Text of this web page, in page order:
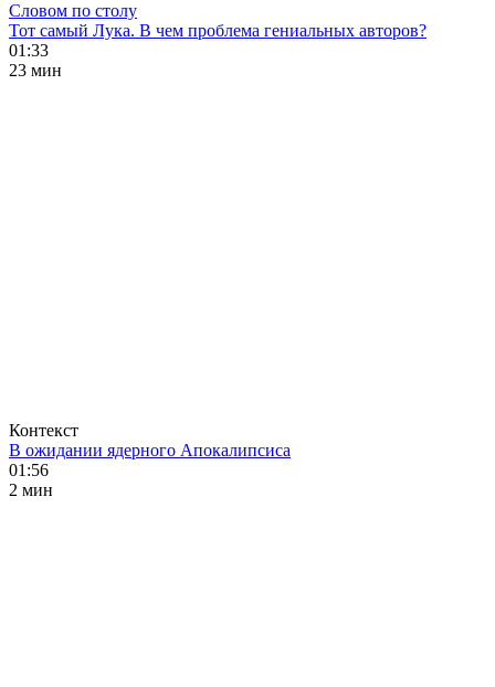
Словом по столу
Тот самый Лука. В чем проблема гениальных авторов?
01:33
23 мин
Контекст
В ожидании ядерного Апокалипсиса
01:56
2 мин